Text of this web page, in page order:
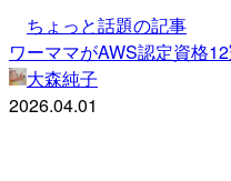
ちょっと話題の記事
ワーママがAWS認定資格
大森純子
2026.04.01